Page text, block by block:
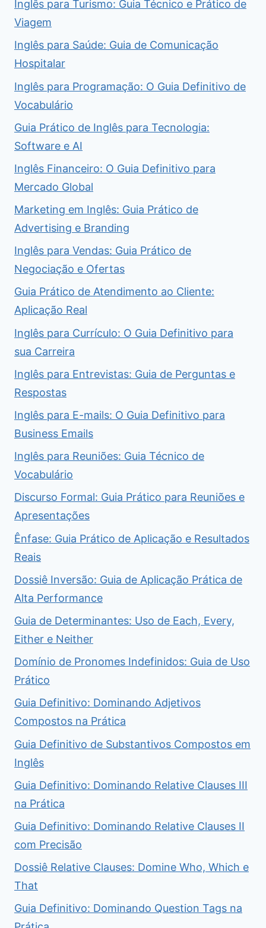
Inglês para Turismo: Guia Técnico e Prático de
Viagem
Inglês para Saúde: Guia de Comunicação
Hospitalar
Inglês para Programação: O Guia Definitivo de
Vocabulário
Guia Prático de Inglês para Tecnologia:
Software e AI
Inglês Financeiro: O Guia Definitivo para
Mercado Global
Marketing em Inglês: Guia Prático de
Advertising e Branding
Inglês para Vendas: Guia Prático de
Negociação e Ofertas
Guia Prático de Atendimento ao Cliente:
Aplicação Real
Inglês para Currículo: O Guia Definitivo para
sua Carreira
Inglês para Entrevistas: Guia de Perguntas e
Respostas
Inglês para E-mails: O Guia Definitivo para
Business Emails
Inglês para Reuniões: Guia Técnico de
Vocabulário
Discurso Formal: Guia Prático para Reuniões e
Apresentações
Ênfase: Guia Prático de Aplicação e Resultados
Reais
Dossiê Inversão: Guia de Aplicação Prática de
Alta Performance
Guia de Determinantes: Uso de Each, Every,
Either e Neither
Domínio de Pronomes Indefinidos: Guia de Uso
Prático
Guia Definitivo: Dominando Adjetivos
Compostos na Prática
Guia Definitivo de Substantivos Compostos em
Inglês
Guia Definitivo: Dominando Relative Clauses III
na Prática
Guia Definitivo: Dominando Relative Clauses II
com Precisão
Dossiê Relative Clauses: Domine Who, Which e
That
Guia Definitivo: Dominando Question Tags na